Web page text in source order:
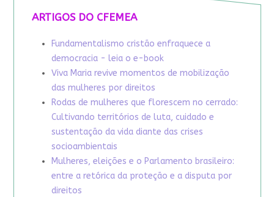
ARTIGOS DO CFEMEA
Fundamentalismo cristão enfraquece a
democracia - leia o e-book
Viva Maria revive momentos de mobilização
das mulheres por direitos
Rodas de mulheres que florescem no cerrado:
Cultivando territórios de luta, cuidado e
sustentação da vida diante das crises
socioambientais
Mulheres, eleições e o Parlamento brasileiro:
entre a retórica da proteção e a disputa por
direitos